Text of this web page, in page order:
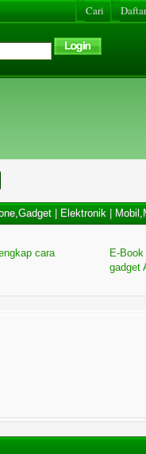
Cari
| Elektronik|
cara
E-
gadget